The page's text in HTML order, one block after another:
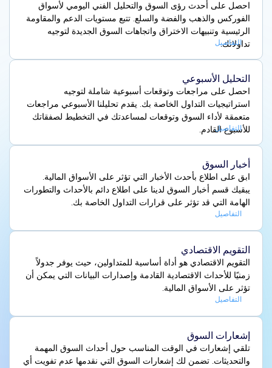
احصل على أحدث رؤى السوق والتحليل الفني اليومي لأسواق
الفوركس والذهب والفضة والسلع. تتبع مستويات الدعم والمقاومة
الرئيسية وتنبيهات الاختراق واتجاهات السوق الجديدة لتوجيه
تداولاتك.
التفاصيل
التحليل الأسبوعي
احصل على مراجعات وتوقعات أسبوعية شاملة لتوجيه
استراتيجيات التداول الخاصة بك. يقدم تحليلنا الأسبوعي مراجعات
متعمقة لأداء السوق وتوقعات لمساعدتك في التخطيط لصفقاتك
للأسبوع القادم.
التفاصيل
أخبار السوق
ابق على اطلاع بأحدث الأخبار التي تؤثر على الأسواق المالية.
يبقيك قسم أخبار السوق لدينا على اطلاع دائم بالأحداث والتطورات
الهامة التي قد تؤثر على قرارات التداول الخاصة بك.
التفاصيل
التقويم الاقتصادي
التقويم الاقتصادي هو أداة أساسية للمتداولين، حيث يوفر جدولاً
زمنيًا للأحداث الاقتصادية القادمة وإصدارات البيانات التي يمكن أن
تؤثر على الأسواق المالية.
التفاصيل
إشعارات السوق
تلقي إشعارات في الوقت المناسب حول أحداث السوق المهمة
والتحديثات. تضمن لك إشعارات السوق التي نقدمها عدم تفويت أي